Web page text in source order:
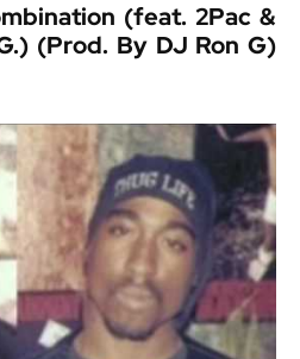
(feat. 2Pac &
(Prod. By DJ Ron G)